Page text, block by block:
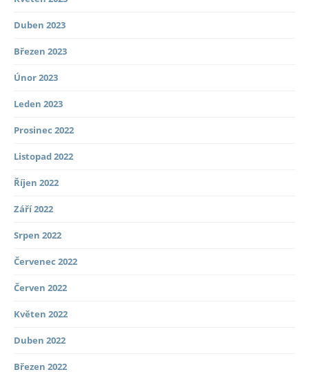
Duben 2023
Březen 2023
Únor 2023
Leden 2023
Prosinec 2022
Listopad 2022
Říjen 2022
Září 2022
Srpen 2022
Červenec 2022
Červen 2022
Květen 2022
Duben 2022
Březen 2022